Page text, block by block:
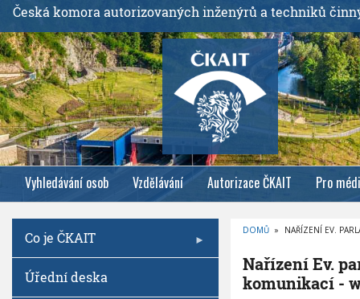
ř
e
j
í
t
k
h
l
v
Česká komora autorizovaných inženýrů a techniků
Vyhledávání osob Vzdělávání Autorizace ČKAIT Pro
O
B
E
Č
DOMŮ » NAŘÍZENÍ EV.
Nařízení Ev.
komunikací -
Co je ČKAIT
Úřední deska